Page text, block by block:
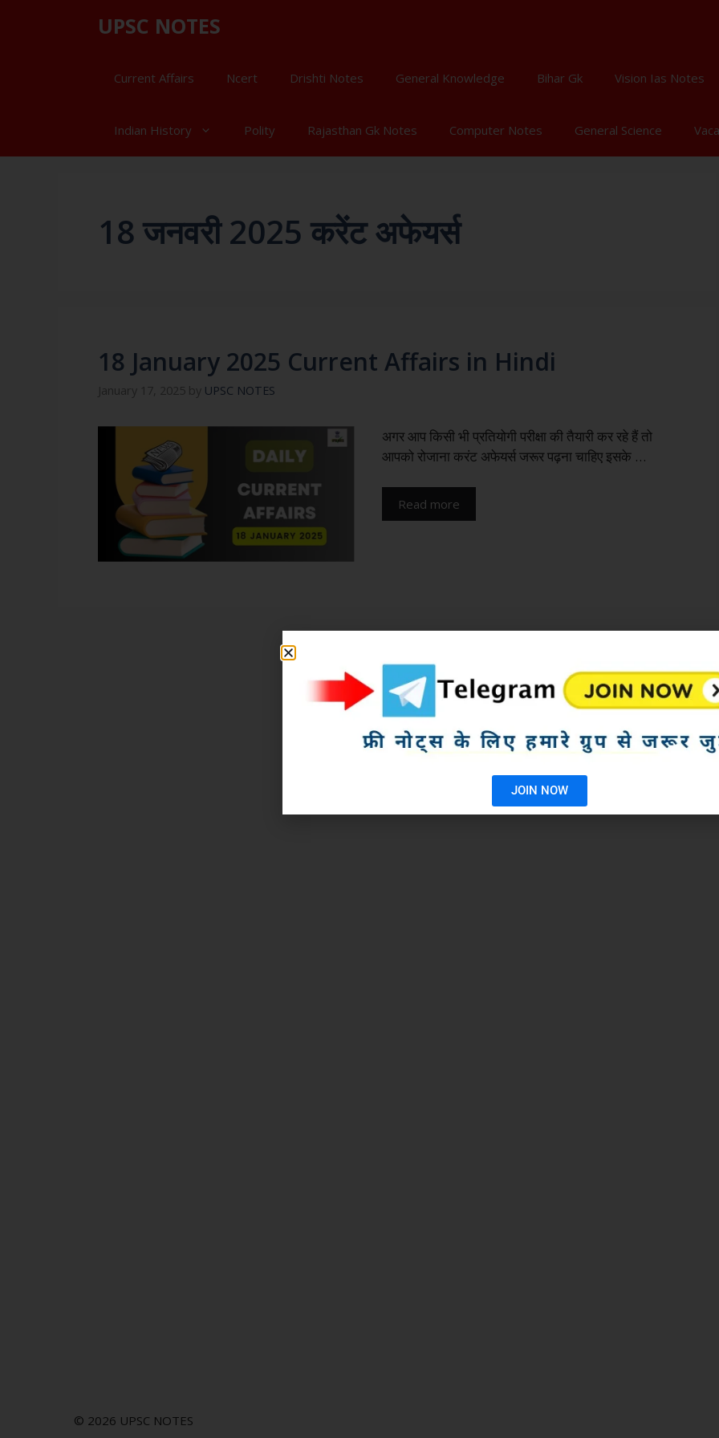
UPSC NOTES
Current Affairs Ncert Drishti Notes General Knowledge Bihar Gk Vision Ias Notes
Indian History Polity Rajasthan Gk Notes Computer Notes General Science
18 जनवरी 2025 करेंट अफेयर्स
18 January 2025 Current Affairs in Hindi
January 17, 2025 by UPSC NOTES
अगर आप किसी भी प्रतियोगी परीक्षा की तैयारी कर रहे हैं तो
आपको रोजाना करंट अफेयर्स जरूर पढ़ना चाहिए इसके …
Read more
© 2026 UPSC NOTES
JOIN NOW